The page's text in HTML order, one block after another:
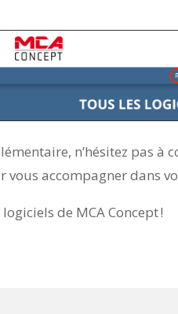
n’hésitez pas à
vous accompagner dans
de MCA Concept !